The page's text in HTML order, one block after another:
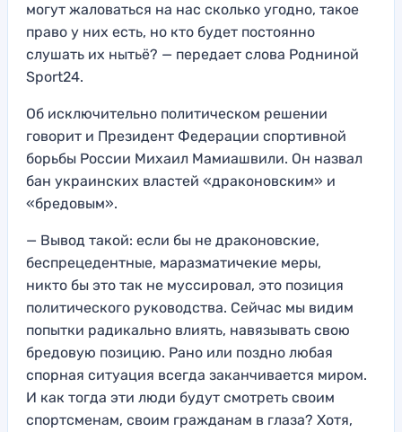
могут жаловаться на нас сколько угодно, такое
право у них есть, но кто будет постоянно
слушать их нытьё? — передает слова Родниной
Sport24.
Об исключительно политическом решении
говорит и Президент Федерации спортивной
борьбы России Михаил Мамиашвили. Он назвал
бан украинских властей «драконовским» и
«бредовым».
— Вывод такой: если бы не драконовские,
беспрецедентные, маразматичекие меры,
никто бы это так не муссировал, это позиция
политического руководства. Сейчас мы видим
попытки радикально влиять, навязывать свою
бредовую позицию. Рано или поздно любая
спорная ситуация всегда заканчивается миром.
И как тогда эти люди будут смотреть своим
спортсменам, своим гражданам в глаза? Хотя,